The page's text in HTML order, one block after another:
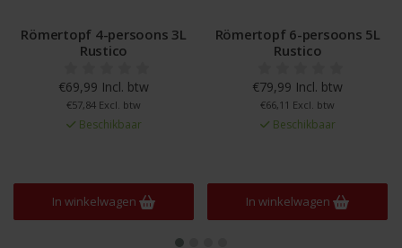
Römertopf 4-persoons 3L
Rustico
€69,99 Incl. btw
€57,84 Excl. btw
Beschikbaar
In winkelwagen
Römertopf 6-persoons 5L
Rustico
€79,99 Incl. btw
€66,11 Excl. btw
Beschikbaar
In winkelwagen